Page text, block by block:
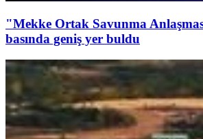
"Mekke Ortak Savunma
basında geniş yer buldu